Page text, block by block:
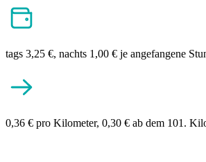
tags 3,25 €, nachts 1,00 € je angefangene
0,36 € pro Kilometer, 0,30 € ab dem 101.